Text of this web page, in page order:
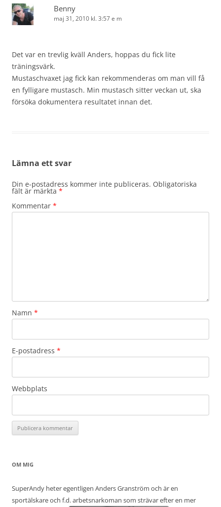
Benny
maj 31, 2010 kl. 3:57 e m
Det var en trevlig kväll Anders, hoppas du fick lite
träningsvärk.
Mustaschvaxet jag fick kan rekommenderas om man vill få
en fylligare mustasch. Min mustasch sitter veckan ut, ska
försöka dokumentera resultatet innan det.
Lämna ett svar
Din e-postadress kommer inte publiceras. Obligatoriska
fält är märkta *
Kommentar *
Namn *
E-postadress *
Webbplats
OM MIG
SuperAndy heter egentligen Anders Granström och är en
sportälskare och f.d. arbetsnarkoman som strävar efter en mer